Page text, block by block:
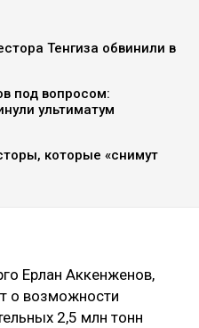
Тенгиза обвинили в
под вопросом:
ультиматум
которые «снимут
Ерлан Аккенженов,
о возможности
2,5 млн тонн